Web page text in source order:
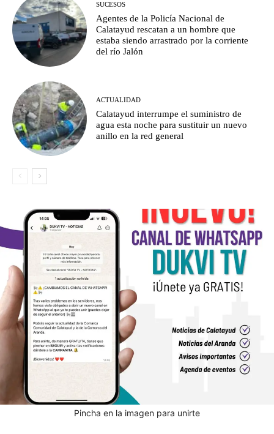
SUCESOS
Agentes de la Policía Nacional de
Calatayud rescatan a un hombre que
estaba siendo arrastrado por la corriente
del río Jalón
ACTUALIDAD
Calatayud interrumpe el suministro de
agua esta noche para sustituir un nuevo
anillo en la red general
Pincha en la imagen para unirte